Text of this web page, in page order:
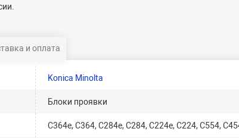
и оплата
Konica Minolta
Блоки проявки
C364e, C364, C284e, C284, C224e, C224, C554,